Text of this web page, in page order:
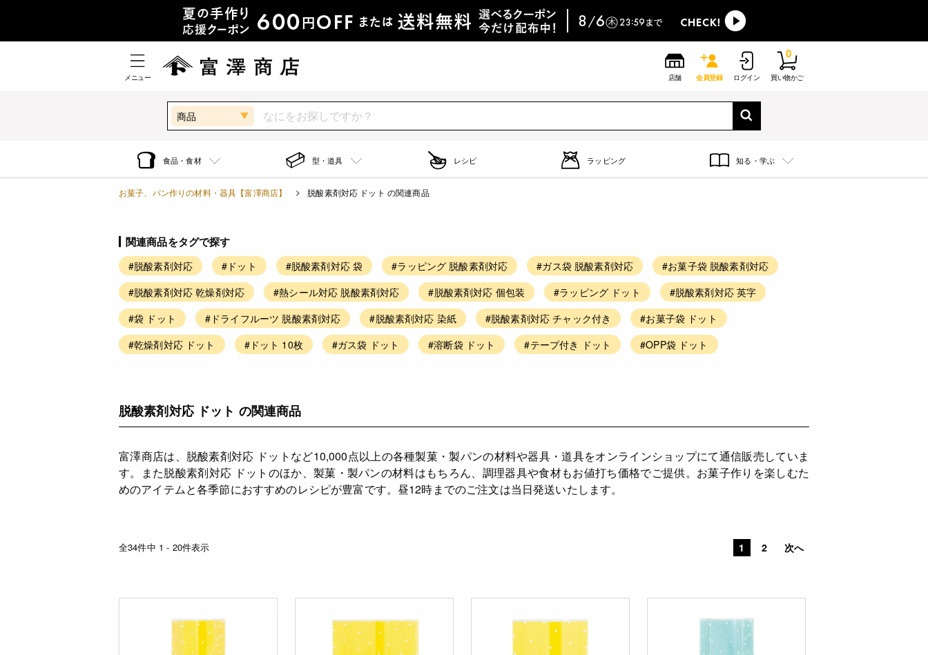
メニュー 店舗 会員登録 ログイン 買い物かご
0
商品
食品・食材 型・道具 レシピ ラッピング 知る・学ぶ
お菓子、パン作りの材料・器具【富澤商店】 脱酸素剤対応 ドット の関連商品
関連商品をタグで探す
#脱酸素剤対応 #ドット #脱酸素剤対応 袋 #ラッピング 脱酸素剤対応 #ガス袋 脱酸素剤対応
#お菓子袋 脱酸素剤対応
#脱酸素剤対応 乾燥剤対応
#熱シール対応 脱酸素剤対応 #脱酸素剤対応 個包装 #ラッピング ドット
#脱酸素剤対応 英字
#袋 ドット
#ドライフルーツ 脱酸素剤対応 #脱酸素剤対応 染紙 #脱酸素剤対応 チャック付き
#お菓子袋 ドット
#乾燥剤対応 ドット
#ドット 10枚 #ガス袋 ドット #溶断袋 ドット #テープ付き ドット #OPP袋 ドット
脱酸素剤対応 ドット の関連商品
富澤商店は、脱酸素剤対応 ドットなど10,000点以上の各種製菓・製パンの材料や器具・道具をオンラインショップにて通信販売していま
す。また脱酸素剤対応 ドットのほか、製菓・製パンの材料はもちろん、調理器具や食材もお値打ち価格でご提供。お菓子作りを楽しむた
めのアイテムと各季節におすすめのレシピが豊富です。昼12時までのご注文は当日発送いたします。
全34件中 1 - 20件表示 1 2 次へ